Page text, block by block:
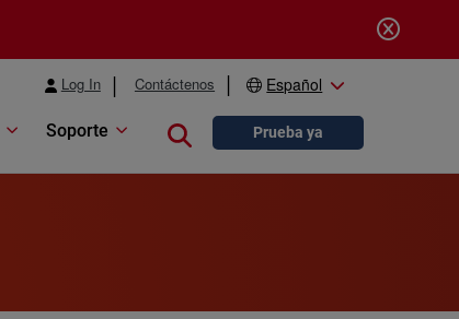
Log In Contáctenos Español
Soporte Close searchPrueba ya